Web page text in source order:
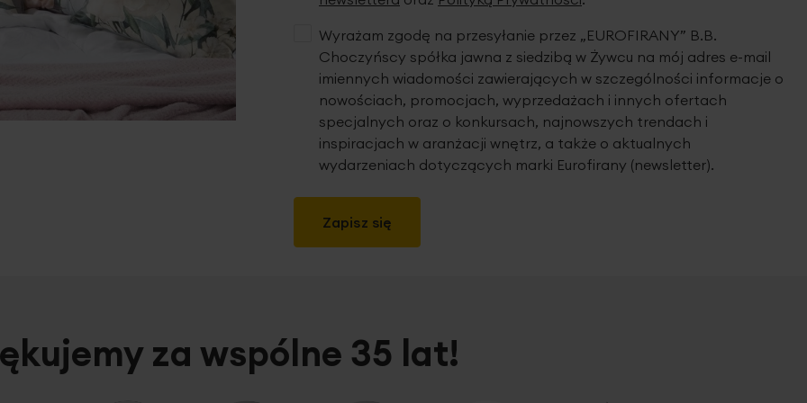
Zapisz się
Wyrażam zgodę na przesyłanie przez „EUROFIRANY” B.B.
Choczyńscy spółka jawna z siedzibą w Żywcu na mój adres e-mail
imiennych wiadomości zawierających w szczególności informacje o
nowościach, promocjach, wyprzedażach i innych ofertach
specjalnych oraz o konkursach, najnowszych trendach i
inspiracjach w aranżacji wnętrz, a także o aktualnych
wydarzeniach dotyczących marki Eurofirany (newsletter).
za wspólne 35 lat!